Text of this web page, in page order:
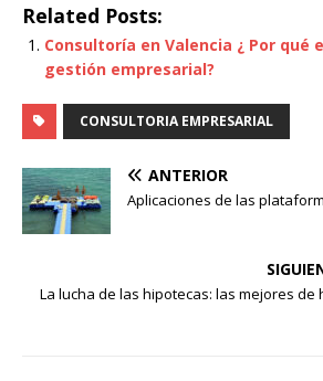
Related Posts:
Consultoría en Valencia ¿ Por qué
gestión empresarial?
CONSULTORIA EMPRESARIAL
ANTERIOR
Aplicaciones de las
La lucha de las hipotecas: las mejores de